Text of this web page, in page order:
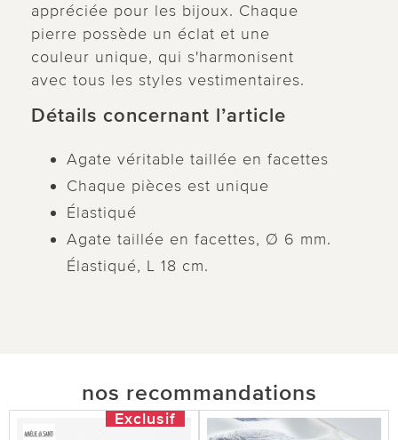
appréciée pour les bijoux. Chaque
pierre possède un éclat et une
couleur unique, qui s'harmonisent
avec tous les styles vestimentaires.
Détails concernant l’article
Agate véritable taillée en facettes
Chaque pièces est unique
Élastiqué
Agate taillée en facettes, Ø 6 mm.
Élastiqué, L 18 cm.
nos recommandations
Exclusif